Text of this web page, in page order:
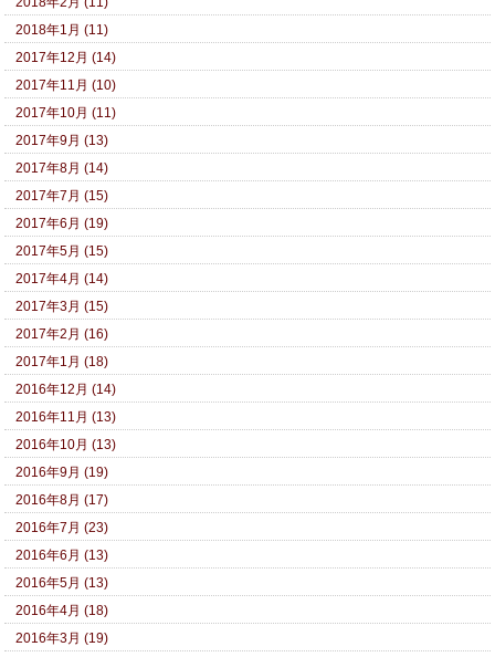
2018年1月 (11)
2017年12月 (14)
2017年11月 (10)
2017年10月 (11)
2017年9月 (13)
2017年8月 (14)
2017年7月 (15)
2017年6月 (19)
2017年5月 (15)
2017年4月 (14)
2017年3月 (15)
2017年2月 (16)
2017年1月 (18)
2016年12月 (14)
2016年11月 (13)
2016年10月 (13)
2016年9月 (19)
2016年8月 (17)
2016年7月 (23)
2016年6月 (13)
2016年5月 (13)
2016年4月 (18)
2016年3月 (19)